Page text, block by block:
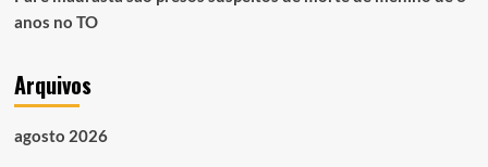
anos no TO
Arquivos
agosto 2026